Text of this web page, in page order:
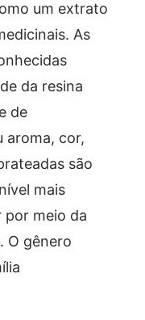
um extrato
As
da resina
de
aroma, cor,
são
mais
por meio da
O gênero